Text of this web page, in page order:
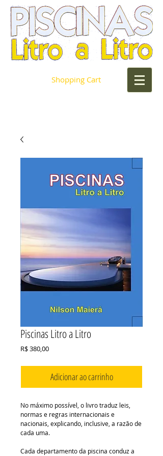
Shopping Cart
Piscinas Litro a Litro
R$ 380,00Preço
Adicionar ao carrinho
No máximo possível, o livro traduz leis,
normas e regras internacionais e
nacionais, explicando, inclusive, a razão de
cada uma.
Cada departamento da piscina conduz a